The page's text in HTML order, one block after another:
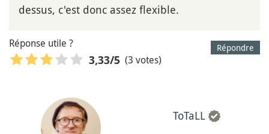
dessus, c'est donc assez flexible.
Répondre
Réponse utile ?
3,33/5 (3 votes)
ToTaLL